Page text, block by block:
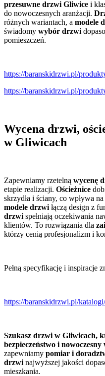
przesuwne drzwi Gliwice i
do nowoczesnych aranżacji.
różnych wariantach, a modele
świadomy wybór drzwi
pomieszczeń.
https://baranskidrzwi.pl/
https://baranskidrzwi.pl/
Wycena drzwi,
w Gliwicach
Zapewniamy rzetelną wycenę
etapie realizacji. Ościeżnice
skrzydła i ściany, co wpływa
modele drzwi łączą design z
drzwi spełniają oczekiwania
klientów. To rozwiązania dla
którzy cenią profesjonalizm i
Pełną specyfikację i inspiracje
https://baranskidrzwi.pl/katalogi/
Szukasz drzwi w Gliwicach,
bezpieczeństwo i nowoczesny
zapewniamy pomiar i
drzwi najwyższej jakości
mieszkania.